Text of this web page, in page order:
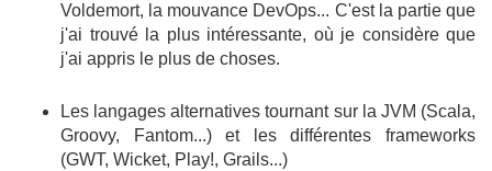
Voldemort, la mouvance DevOps... C'est la partie que
j'ai trouvé la plus intéressante, où je considère que
j'ai appris le plus de choses.
Les langages alternatives tournant sur la JVM (Scala,
Groovy, Fantom...) et les différentes frameworks
(GWT, Wicket, Play!, Grails...)